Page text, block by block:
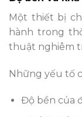
Một thiết bị
hành trong
thuật nghiêm
Những yếu tố
Độ bền của